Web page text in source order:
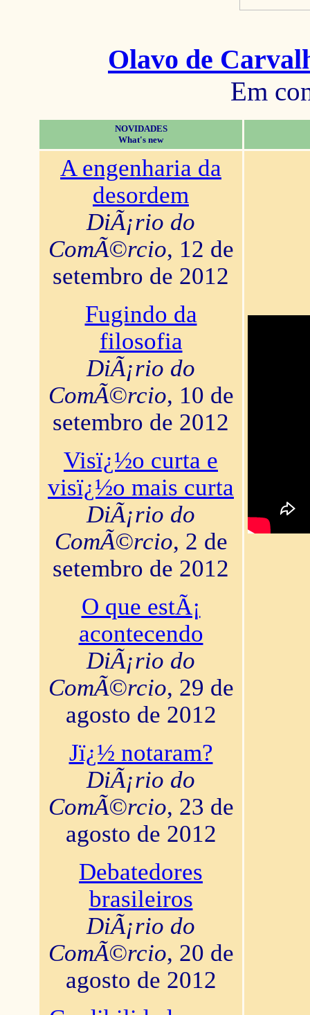
Olavo de
Em
NOVIDADES
What's new
A engenharia da
desordem
DiÃ¡rio do
ComÃ©rcio, 12 de
setembro de 2012
Fugindo da
filosofia
DiÃ¡rio do
ComÃ©rcio, 10 de
setembro de 2012
Visï¿½o curta e
visï¿½o mais curta
DiÃ¡rio do
ComÃ©rcio, 2 de
setembro de 2012
O que estÃ¡
acontecendo
DiÃ¡rio do
ComÃ©rcio, 29 de
agosto de 2012
Jï¿½ notaram?
DiÃ¡rio do
ComÃ©rcio, 23 de
agosto de 2012
Debatedores
brasileiros
DiÃ¡rio do
ComÃ©rcio, 20 de
agosto de 2012